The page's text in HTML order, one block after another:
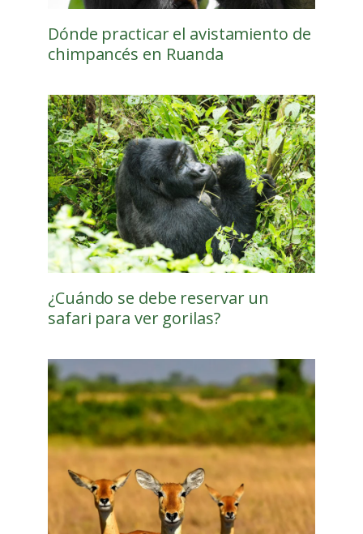
Dónde practicar el avistamiento de
chimpancés en Ruanda
¿Cuándo se debe reservar un
safari para ver gorilas?